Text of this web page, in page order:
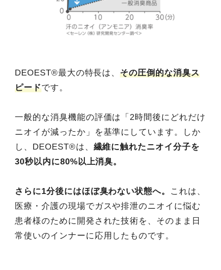
DEOEST®最大の特長は、その圧倒的な消臭ス
ピードです。
一般的な消臭機能の評価は「2時間後にどれだけ
ニオイが減ったか」を基準にしています。しか
し、DEOEST®は、 繊維に触れたニオイ分子を
30秒以内に80%以上消臭。
さらに1分後にはほぼ臭わない状態へ。 これは、
医療・介護の現場でガスや排泄のニオイに悩む
患者様のために開発された技術を、そのまま日
常使いのインナーに応用したものです。